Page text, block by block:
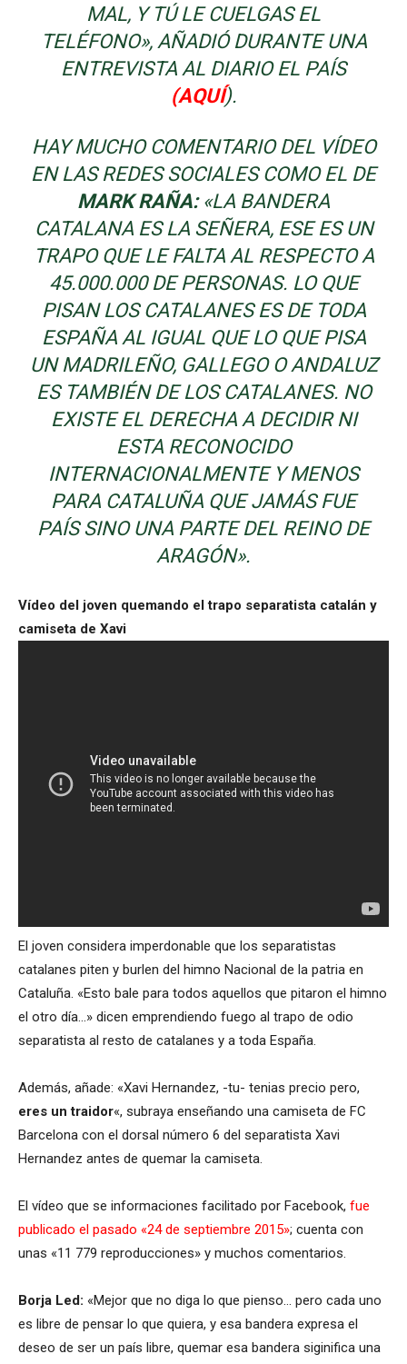
MAL, Y TÚ LE CUELGAS EL
TELÉFONO», AÑADIÓ DURANTE UNA
ENTREVISTA AL DIARIO EL PAÍS
(AQUÍ).
HAY MUCHO COMENTARIO DEL VÍDEO
EN LAS REDES SOCIALES COMO EL DE
MARK RAÑA:«LA BANDERA
CATALANA ES LA SEÑERA, ESE ES UN
TRAPO QUE LE FALTA AL RESPECTO A
45.000.000 DE PERSONAS. LO QUE
PISAN LOS CATALANES ES DE TODA
ESPAÑA AL IGUAL QUE LO QUE PISA
UN MADRILEÑO, GALLEGO O ANDALUZ
ES TAMBIÉN DE LOS CATALANES. NO
EXISTE EL DERECHA A DECIDIR NI
ESTA RECONOCIDO
INTERNACIONALMENTE Y MENOS
PARA CATALUÑA QUE JAMÁS FUE
PAÍS SINO UNA PARTE DEL REINO DE
ARAGÓN».
Vídeo del joven quemando el trapo separatista catalán y
camiseta de Xavi
El joven considera imperdonable que los separatistas
catalanes piten y burlen del himno Nacional de la patria en
Cataluña. «Esto bale para todos aquellos que pitaron el himno
el otro día…» dicen emprendiendo fuego al trapo de odio
separatista al resto de catalanes y a toda España.
Además, añade: «Xavi Hernandez, -tu- tenias precio pero,
eres un traidor«, subraya enseñando una camiseta de FC
Barcelona con el dorsal número 6 del separatista Xavi
Hernandez antes de quemar la camiseta.
El vídeo que se informaciones facilitado por Facebook, fue
publicado el pasado «24 de septiembre 2015»; cuenta con
unas «11 779 reproducciones» y muchos comentarios.
Borja Led: «Mejor que no diga lo que pienso… pero cada uno
es libre de pensar lo que quiera, y esa bandera expresa el
deseo de ser un país libre, quemar esa bandera siginifica una